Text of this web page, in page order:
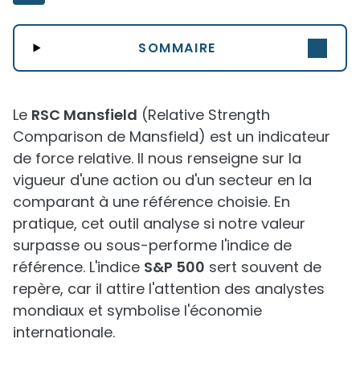
SOMMAIRE
Le RSC Mansfield (Relative Strength
Comparison de Mansfield) est un indicateur
de force relative. Il nous renseigne sur la
vigueur d'une action ou d'un secteur en la
comparant à une référence choisie. En
pratique, cet outil analyse si notre valeur
surpasse ou sous-performe l'indice de
référence. L'indice S&P 500 sert souvent de
repère, car il attire l'attention des analystes
mondiaux et symbolise l'économie
internationale.